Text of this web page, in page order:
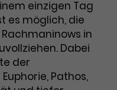
der Anzeige
und
von
einzigen Tag
es möglich, die
in
Dabei
der
Pathos,